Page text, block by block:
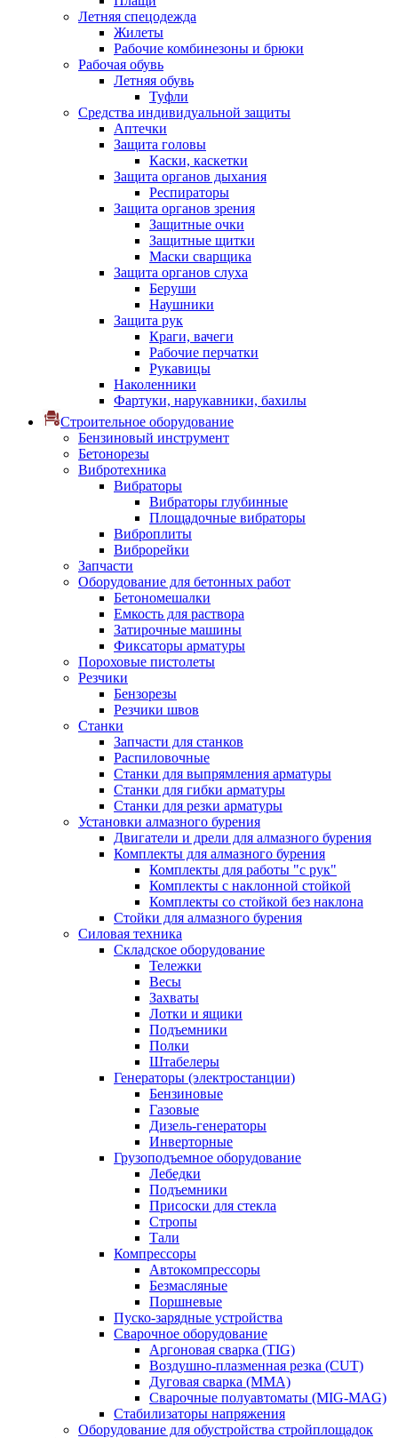
Летняя спецодежда
Жилеты
Рабочие комбинезоны и брюки
Рабочая обувь
Летняя обувь
Туфли
Средства индивидуальной защиты
Аптечки
Защита головы
Каски, каскетки
Защита органов дыхания
Респираторы
Защита органов зрения
Защитные очки
Защитные щитки
Маски сварщика
Защита органов слуха
Беруши
Наушники
Защита рук
Краги, вачеги
Рабочие перчатки
Рукавицы
Наколенники
Фартуки, нарукавники, бахилы
Строительное оборудование
Бензиновый инструмент
Бетонорезы
Вибротехника
Вибраторы
Вибраторы глубинные
Площадочные вибраторы
Виброплиты
Виброрейки
Запчасти
Оборудование для бетонных работ
Бетономешалки
Емкость для раствора
Затирочные машины
Фиксаторы арматуры
Пороховые пистолеты
Резчики
Бензорезы
Резчики швов
Станки
Запчасти для станков
Распиловочные
Станки для выпрямления арматуры
Станки для гибки арматуры
Станки для резки арматуры
Установки алмазного бурения
Двигатели и дрели для алмазного бурения
Комплекты для алмазного бурения
Комплекты для работы "с рук"
Комплекты с наклонной стойкой
Комплекты со стойкой без наклона
Стойки для алмазного бурения
Силовая техника
Складское оборудование
Тележки
Весы
Захваты
Лотки и ящики
Подъемники
Полки
Штабелеры
Генераторы (электростанции)
Бензиновые
Газовые
Дизель-генераторы
Инверторные
Грузоподъемное оборудование
Лебедки
Подъемники
Присоски для стекла
Стропы
Тали
Компрессоры
Автокомпрессоры
Безмасляные
Поршневые
Пуско-зарядные устройства
Сварочное оборудование
Аргоновая сварка (TIG)
Воздушно-плазменная резка (CUT)
Дуговая сварка (ММА)
Сварочные полуавтоматы (MIG-MAG)
Стабилизаторы напряжения
Оборудование для обустройства стройплощадок